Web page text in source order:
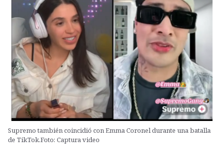
Supremo también coincidió con Emma Coronel durante una batalla
de TikTok.Foto: Captura video